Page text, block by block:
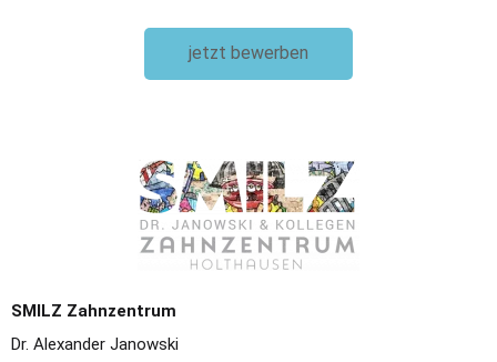
jetzt bewerben
SMILZ Zahnzentrum
Dr. Alexander Janowski